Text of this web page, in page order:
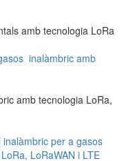
amb tecnologia LoRa
amb tecnologia LoRa,